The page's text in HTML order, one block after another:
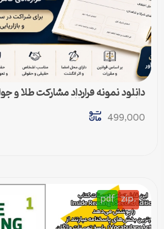
دانلود نمونه قرارداد مشارکت طلا و
ساخت و فروش طلا
499,000
.zip
pdf